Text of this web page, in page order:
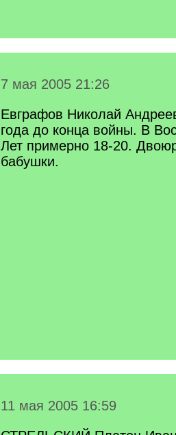
7 мая 2005 21:26
Евграфов Николай
года до конца войны. В
Лет примерно 18-20.
бабушки.
11 мая 2005 16:59